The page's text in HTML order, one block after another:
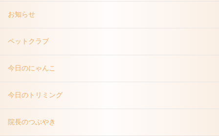
お知らせ
ペットクラブ
今日のにゃんこ
今日のトリミング
院長のつぶやき